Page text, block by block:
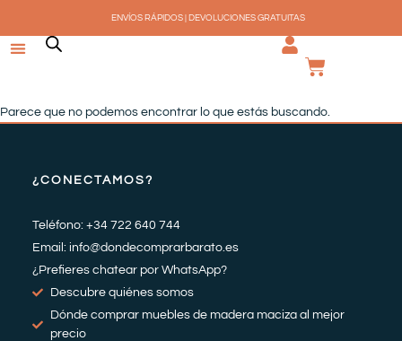
contenido
ENVÍOS RÁPIDOS | DEVOLUCIONES GRATUITAS
Parece que no podemos encontrar lo que estás buscando.
¿CONECTAMOS?
Teléfono: +34 722 640 744
Email: info@dondecomprarbarato.es
¿Prefieres chatear por WhatsApp?
Descubre quiénes somos
Dónde comprar muebles de madera maciza al mejor
precio